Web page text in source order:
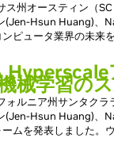
州オースティン（
(Jen-Hsun Huang)、
ピュータ業界の未来
械学習の
ルニア州サンタク
(Jen-Hsun Huang)、
ムを発表しました。